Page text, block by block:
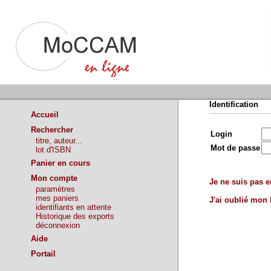
Accueil
Rechercher
titre, auteur...
lot d'ISBN
Panier en cours
Mon compte
paramètres
mes paniers
identifiants en attente
Historique des exports
déconnexion
Aide
Portail
Identification
Login
Mot de passe
Je ne suis pas
J'ai oublié mon